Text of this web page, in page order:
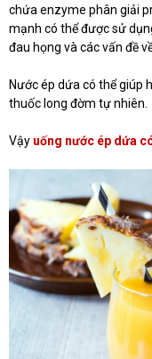
chứa enzyme phân giải
mạnh có thể được sử
đau họng và các vấn đề
Nước ép dứa có thể giúp
thuốc long đờm tự nhiên.
Vậy uống nước ép dứa